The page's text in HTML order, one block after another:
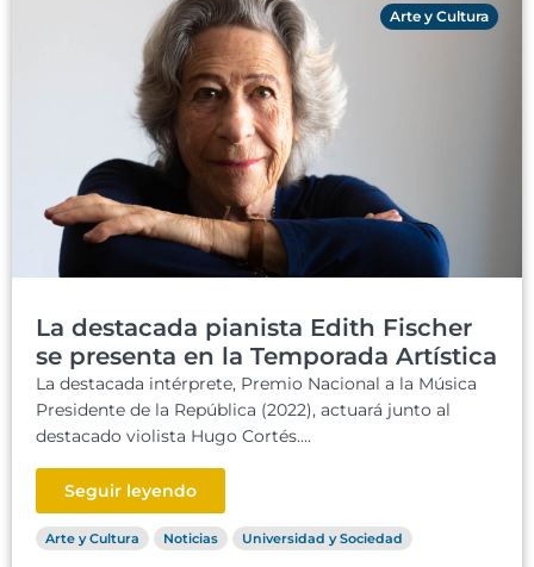
Arte y Cultura
La destacada pianista Edith Fischer
se presenta en la Temporada Artística
La destacada intérprete, Premio Nacional a la Música
Presidente de la República (2022), actuará junto al
destacado violista Hugo Cortés....
Seguir leyendo
Arte y Cultura Noticias Universidad y Sociedad